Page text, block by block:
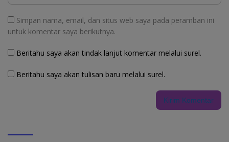
Simpan nama, email, dan situs web saya pada peramban ini
untuk komentar saya berikutnya.
Beritahu saya akan tindak lanjut komentar melalui surel.
Beritahu saya akan tulisan baru melalui surel.